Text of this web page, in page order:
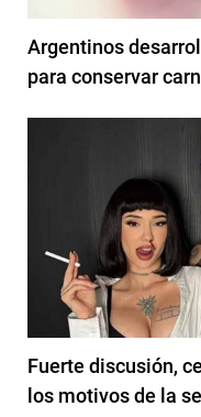
Argentinos
para conservar
Fuerte discusión,
los motivos de la